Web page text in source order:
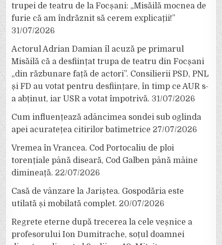
trupei de teatru de la Focșani: „Misăilă mocnea de
furie că am îndrăznit să cerem explicații!”
31/07/2026
Actorul Adrian Damian îl acuză pe primarul
Misăilă că a desființat trupa de teatru din Focșani
„din răzbunare față de actori”. Consilierii PSD, PNL
și FD au votat pentru desființare, în timp ce AUR s-
a abținut, iar USR a votat împotrivă. 31/07/2026
Cum influențează adâncimea sondei sub oglinda
apei acuratețea citirilor batimetrice 27/07/2026
Vremea în Vrancea. Cod Portocaliu de ploi
torențiale până diseară, Cod Galben până mâine
dimineață. 22/07/2026
Casă de vânzare la Jariștea. Gospodăria este
utilată și mobilată complet. 20/07/2026
Regrete eterne după trecerea la cele veșnice a
profesorului Ion Dumitrache, soțul doamnei